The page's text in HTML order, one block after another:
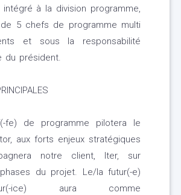
à la division programme,
5 chefs de programme multi
et sous la responsabilité
du président.
fe) de programme pilotera le
aux forts enjeux stratégiques
notre client, Iter, sur
du projet. Le/la futur(-e)
ice) aura comme